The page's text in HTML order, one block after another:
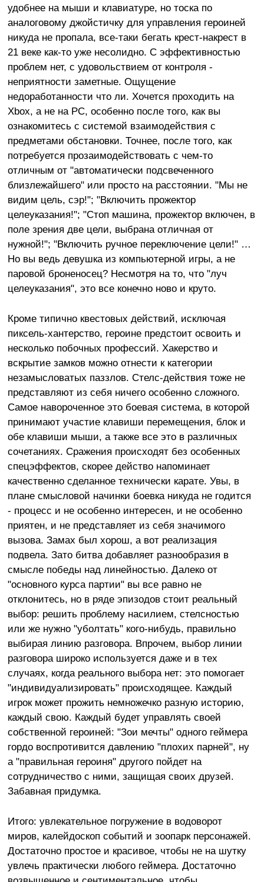
удобнее на мыши и клавиатуре, но тоска по
аналоговому джойстичку для управления героиней
никуда не пропала, все-таки бегать крест-накрест в
21 веке как-то уже несолидно. С эффективностью
проблем нет, с удовольствием от контроля -
неприятности заметные. Ощущение
недоработанности что ли. Хочется проходить на
Xbox, а не на PC, особенно после того, как вы
ознакомитесь с системой взаимодействия с
предметами обстановки. Точнее, после того, как
потребуется прозаимодействовать с чем-то
отличным от "автоматически подсвеченного
близлежайшего" или просто на расстоянии. "Мы не
видим цель, сэр!"; "Включить прожектор
целеуказания!"; "Стоп машина, прожектор включен, в
поле зрения две цели, выбрана отличная от
нужной!"; "Включить ручное переключение цели!" …
Но вы ведь девушка из компьютерной игры, а не
паровой броненосец? Несмотря на то, что "луч
целеуказания", это все конечно ново и круто.
Кроме типично квестовых действий, исключая
пиксель-хантерство, героине предстоит освоить и
несколько побочных профессий. Хакерство и
вскрытие замков можно отнести к категории
незамысловатых паззлов. Стелс-действия тоже не
представляют из себя ничего особенно сложного.
Самое навороченное это боевая система, в которой
принимают участие клавиши перемещения, блок и
обе клавиши мыши, а также все это в различных
сочетаниях. Сражения происходят без особенных
спецэффектов, скорее действо напоминает
качественно сделанное технически карате. Увы, в
плане смысловой начинки боевка никуда не годится
- процесс и не особенно интересен, и не особенно
приятен, и не представляет из себя значимого
вызова. Замах был хорош, а вот реализация
подвела. Зато битва добавляет разнообразия в
смысле победы над линейностью. Далеко от
"основного курса партии" вы все равно не
отклонитесь, но в ряде эпизодов стоит реальный
выбор: решить проблему насилием, стелсностью
или же нужно "уболтать" кого-нибудь, правильно
выбирая линию разговора. Впрочем, выбор линии
разговора широко используется даже и в тех
случаях, когда реального выбора нет: это помогает
"индивидуализировать" происходящее. Каждый
игрок может прожить немножечко разную историю,
каждый свою. Каждый будет управлять своей
собственной героиней: "Зои мечты" одного геймера
гордо воспротивится давлению "плохих парней", ну
а "правильная героиня" другого пойдет на
сотрудничество с ними, защищая своих друзей.
Забавная придумка.
Итого: увлекательное погружение в водоворот
миров, калейдоскоп событий и зоопарк персонажей.
Достаточно простое и красивое, чтобы не на шутку
увлечь практически любого геймера. Достаточно